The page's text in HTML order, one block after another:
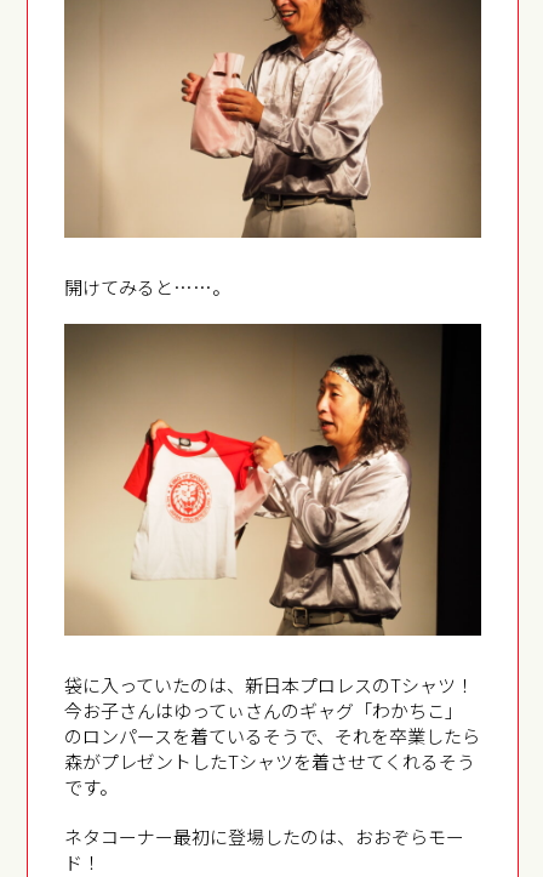
開けてみると……。
袋に入っていたのは、新日本プロレスのTシャツ！
今お子さんはゆってぃさんのギャグ「わかちこ」
のロンパースを着ているそうで、それを卒業したら
森がプレゼントしたTシャツを着させてくれるそう
です。
ネタコーナー最初に登場したのは、おおぞらモー
ド！